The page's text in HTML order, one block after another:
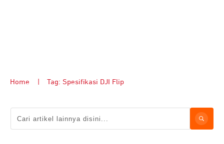
Home Tag: Spesifikasi DJI Flip